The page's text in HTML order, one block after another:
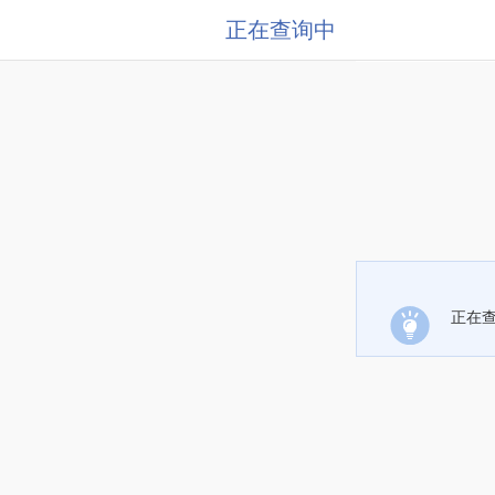
正在查询中
正在